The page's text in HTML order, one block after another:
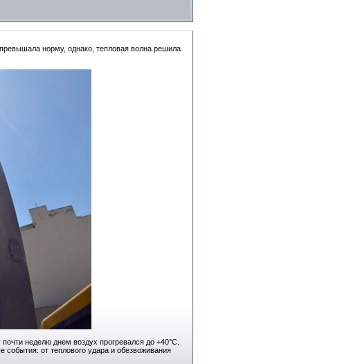
норму, однако, тепловая волна решила
неделю днем воздух прогревался до +40°С.
события: от теплового удара и обезвоживания